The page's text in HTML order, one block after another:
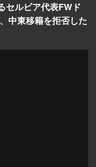
セルビア代表FWド
中東移籍を拒否した